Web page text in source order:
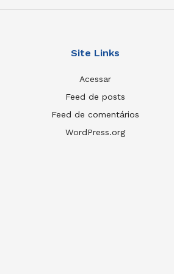
Site Links
Acessar
Feed de posts
Feed de comentários
WordPress.org